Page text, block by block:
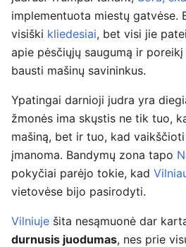
implementuota miestų gatvėse.
visiški kliedesiai, bet visi jie
apie pėsčiųjų saugumą ir
bausti mašinų savininkus.
Ypatingai darnioji judra yra
žmonės ima skųstis ne tik tuo,
mašiną, bet ir tuo, kad
įmanoma. Bandymų zona tapo
pokyčiai parėjo tokie, kad
vietovėse bijo pasirodyti.
Vilniuje šita nesąmuonė dar
durnusis juodumas, nes prie